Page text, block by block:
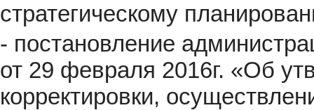
стратегическому
- постановление
от 29 февраля 2016г. «Об
корректировки,